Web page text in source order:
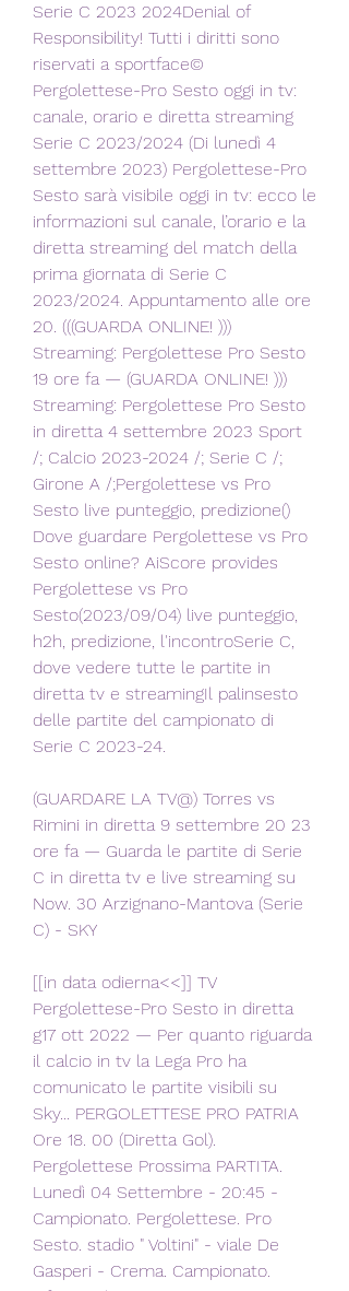
Serie C 2023 2024Denial of
Responsibility! Tutti i diritti sono
riservati a sportface©
Pergolettese-Pro Sesto oggi in tv:
canale, orario e diretta streaming
Serie C 2023/2024 (Di lunedì 4
settembre 2023) Pergolettese-Pro
Sesto sarà visibile oggi in tv: ecco le
informazioni sul canale, l’orario e la
diretta streaming del match della
prima giornata di Serie C
2023/2024. Appuntamento alle ore
20. (((GUARDA ONLINE! )))
Streaming: Pergolettese Pro Sesto
19 ore fa — (GUARDA ONLINE! )))
Streaming: Pergolettese Pro Sesto
in diretta 4 settembre 2023 Sport
/; Calcio 2023-2024 /; Serie C /;
Girone A /;Pergolettese vs Pro
Sesto live punteggio, predizione()
Dove guardare Pergolettese vs Pro
Sesto online? AiScore provides
Pergolettese vs Pro
Sesto(2023/09/04) live punteggio,
h2h, predizione, l'incontroSerie C,
dove vedere tutte le partite in
diretta tv e streamingIl palinsesto
delle partite del campionato di
Serie C 2023-24.
(GUARDARE LA TV@) Torres vs
Rimini in diretta 9 settembre 20 23
ore fa — Guarda le partite di Serie
C in diretta tv e live streaming su
Now. 30 Arzignano-Mantova (Serie
C) - SKY
[[in data odierna<<]] TV
Pergolettese-Pro Sesto in diretta
g17 ott 2022 — Per quanto riguarda
il calcio in tv la Lega Pro ha
comunicato le partite visibili su
Sky... PERGOLETTESE PRO PATRIA
Ore 18. 00 (Diretta Gol).
Pergolettese Prossima PARTITA.
Lunedì 04 Settembre - 20:45 -
Campionato. Pergolettese. Pro
Sesto. stadio " Voltini" - viale De
Gasperi - Crema. Campionato.